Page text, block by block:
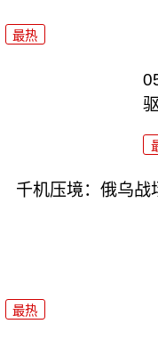
最热
千机压境：俄乌战
最热